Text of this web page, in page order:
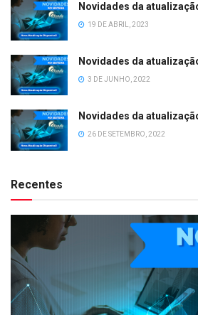
Novidades da
19 DE ABRIL, 2023
Novidades da
3 DE JUNHO, 2022
Novidades da
26 DE SETEMBRO, 2022
Recentes